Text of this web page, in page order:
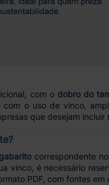
com o dobro do
com o uso de vinco,
que desejam incluir
correspondente
vinco, é necessário
PDF, com fontes